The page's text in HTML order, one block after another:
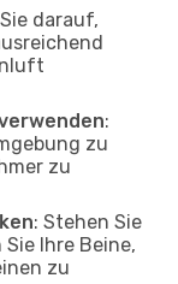
darauf,
:
zu
zu
: Stehen Sie
Ihre Beine,
zu